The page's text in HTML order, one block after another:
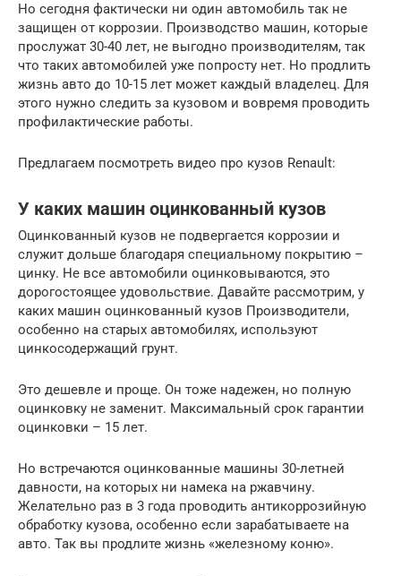
Но сегодня фактически ни один автомобиль так не
защищен от коррозии. Производство машин, которые
прослужат 30-40 лет, не выгодно производителям, так
что таких автомобилей уже попросту нет. Но продлить
жизнь авто до 10-15 лет может каждый владелец. Для
этого нужно следить за кузовом и вовремя проводить
профилактические работы.
Предлагаем посмотреть видео про кузов Renault:
У каких машин оцинкованный кузов
Оцинкованный кузов не подвергается коррозии и
служит дольше благодаря специальному покрытию –
цинку. Не все автомобили оцинковываются, это
дорогостоящее удовольствие. Давайте рассмотрим, у
каких машин оцинкованный кузов Производители,
особенно на старых автомобилях, используют
цинкосодержащий грунт.
Это дешевле и проще. Он тоже надежен, но полную
оцинковку не заменит. Максимальный срок гарантии
оцинковки – 15 лет.
Но встречаются оцинкованные машины 30-летней
давности, на которых ни намека на ржавчину.
Желательно раз в 3 года проводить антикоррозийную
обработку кузова, особенно если зарабатываете на
авто. Так вы продлите жизнь «железному коню».